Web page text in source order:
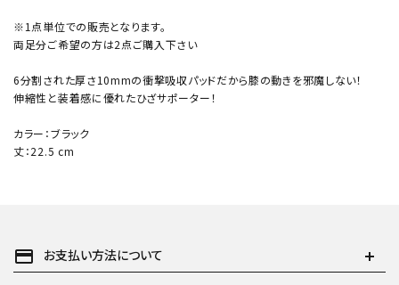
※1点単位での販売となります。
両足分ご希望の方は2点ご購入下さい
6分割された厚さ10mmの衝撃吸収パッドだから膝の動きを邪魔しない！
伸縮性と装着感に優れたひざサポーター！
カラー：ブラック
丈：22.5 cm
payment お支払い方法について